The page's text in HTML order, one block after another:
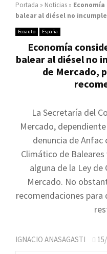
Portada » Noticias »
balear al diésel no
Ecoauto España
Economía
balear al diésel no
de Mercado,
La Secretaría del
Mercado,
denuncia de Anfac
Climático de
alguna de la Ley
Mercado. No
recomendaciones para
IGNACIO ANASAGASTI